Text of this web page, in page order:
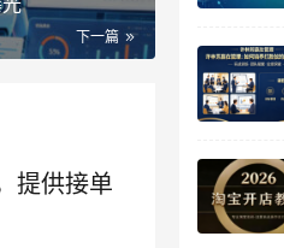
下一篇
提供接单